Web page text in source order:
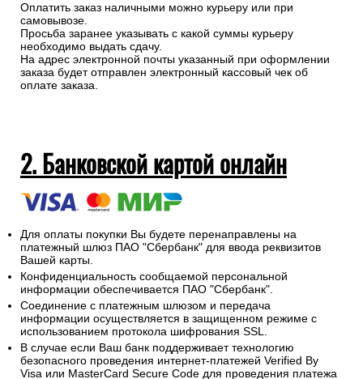
Оплатить заказ наличными можно курьеру или при
самовывозе.
Просьба заранее указывать с какой суммы курьеру
необходимо выдать сдачу.
На адрес электронной почты указанный при оформлении
заказа будет отправлен электронный кассовый чек об
оплате заказа.
2. Банковской картой онлайн
Для оплаты покупки Вы будете перенаправлены на
платежный шлюз ПАО "Сбербанк" для ввода реквизитов
Вашей карты.
Конфиденциальность сообщаемой персональной
информации обеспечивается ПАО "Сбербанк".
Соединение с платежным шлюзом и передача
информации осуществляется в защищенном режиме с
использованием протокола шифрования SSL.
В случае если Ваш банк поддерживает технологию
безопасного проведения интернет-платежей Verified By
Visa или MasterCard Secure Code для проведения платежа